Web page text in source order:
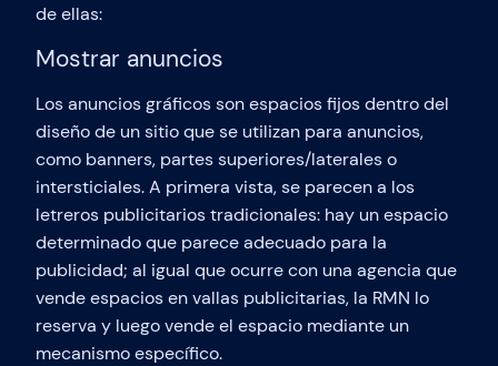
de ellas:
Mostrar anuncios
Los anuncios gráficos son espacios fijos dentro del
diseño de un sitio que se utilizan para anuncios,
como banners, partes superiores/laterales o
intersticiales. A primera vista, se parecen a los
letreros publicitarios tradicionales: hay un espacio
determinado que parece adecuado para la
publicidad; al igual que ocurre con una agencia que
vende espacios en vallas publicitarias, la RMN lo
reserva y luego vende el espacio mediante un
mecanismo específico.